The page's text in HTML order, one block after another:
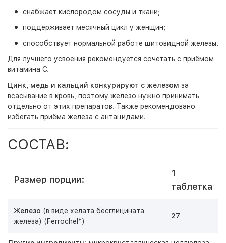
снабжает кислородом сосуды и ткани;
поддерживает месячный цикл у женщин;
способствует нормальной работе щитовидной железы.
Для лучшего усвоения рекомендуется сочетать с приёмом
витамина С.
Цинк, медь и кальций конкурируют с железом за
всасывание в кровь, поэтому железо нужно принимать
отдельно от этих препаратов. Также рекомендовано
избегать приёма железа с антацидами.
СОСТАВ:
Размер порции:
1
таблетка
Железо (в виде хелата бесглицината
железа) (Ferrochel*)
27